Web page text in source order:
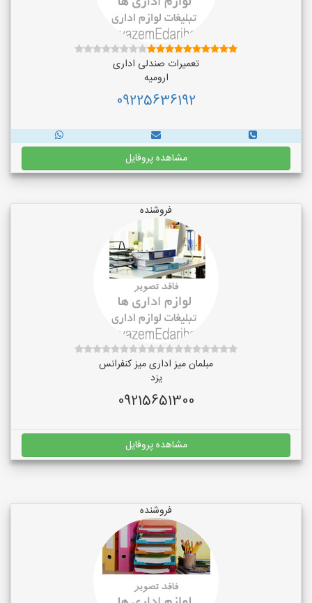
تعمیرات صندلی اداری
ارومیه
09225636192
مشاهده پروفایل
فروشنده
مبلمان میز اداری میز کنفرانس
یزد
09215651300
مشاهده پروفایل
فروشنده